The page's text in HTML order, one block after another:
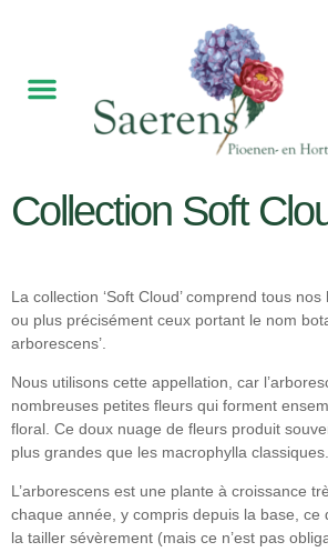
Collection Soft
La collection ‘Soft Cloud’ comprend tous
ou plus précisément ceux portant le nom
arborescens’.
Nous utilisons cette appellation, car
nombreuses petites fleurs qui forment
floral. Ce doux nuage de fleurs produit
plus grandes que les macrophylla classiques.
L’arborescens est une plante à croissance
chaque année, y compris depuis la base, ce
la tailler sévèrement (mais ce n’est pas